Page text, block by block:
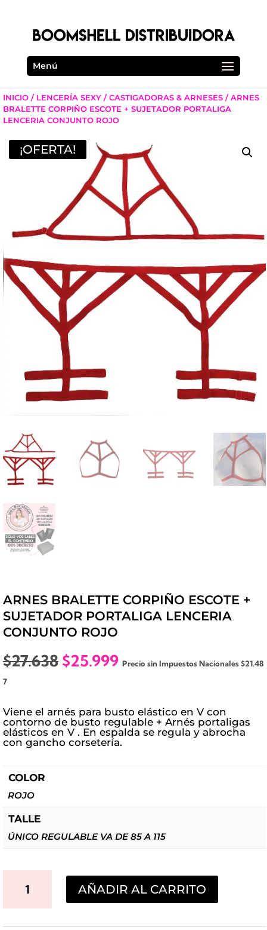
Menú
INICIO / LENCERÍA SEXY /CASTIGADORAS & ARNESES / ARNES
BRALETTE CORPIÑO ESCOTE + SUJETADOR PORTALIGA
LENCERIA CONJUNTO ROJO
¡OFERTA!
ARNES BRALETTE CORPIÑO ESCOTE +
SUJETADOR PORTALIGA LENCERIA
CONJUNTO ROJO
$27.638 El
era:
$27.638.
$25.999El
es:
$25.999.
Precio sin Impuestos Nacionales$21.48
7
Viene el arnés para busto elástico en V con
contorno de busto regulable + Arnés portaligas
elásticos en V . En espalda se regula y abrocha
con gancho corsetería.
COLOR
ROJO
TALLE
ÚNICO REGULABLE VA DE 85 A 115
AÑADIR AL CARRITO